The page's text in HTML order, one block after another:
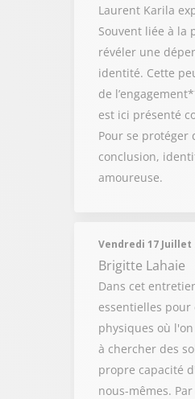
Laurent Karila
Souvent liée à la
révéler une
identité. Cette
de
est ici présenté
Pour se
conclusion,
amoureuse.
Vendredi 17 Juillet
Brigitte Lahaie
Dans cet
essentielles
physiques où
à chercher des
propre capacité
nous-mêmes.